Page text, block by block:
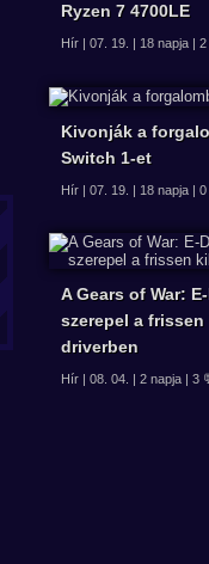
Ryzen 7 4700LE
Hír | 07. 19. | 18 napja | 2
Kivonják a
Switch 1-et
Hír | 07. 19. | 18 napja | 0
A Gears of War:
szerepel a
driverben
Hír | 08. 04. | 2 napja | 3